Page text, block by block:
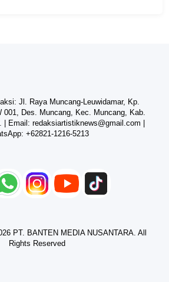
Jl. Raya Muncang-Leuwidamar, Kp.
001, Des. Muncang, Kec. Muncang, Kab.
| Email: redaksiartistiknews@gmail.com
+62821-1216-5213
PT. BANTEN MEDIA NUSANTARA. All
Rights Reserved